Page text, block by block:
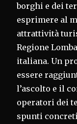
borghi e dei
esprimere al
attrattività
Regione
italiana. Un
essere
l’ascolto e il
operatori dei
spunti